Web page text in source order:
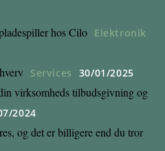
hos Cilo Elektronik
Services 30/01/2025
virksomheds tilbudsgivning og
2024
og det er billigere end du tror